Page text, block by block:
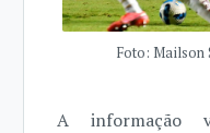
Foto: Mailson
A informação